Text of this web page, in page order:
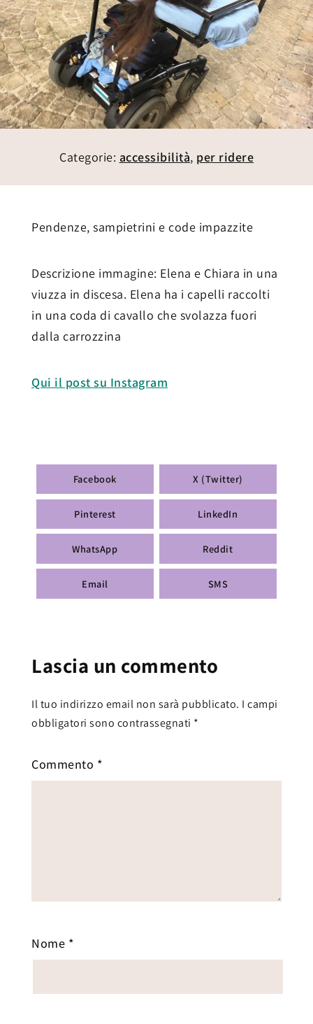
Categorie: accessibilità, per ridere
Pendenze, sampietrini e code impazzite
Descrizione immagine: Elena e Chiara in una
viuzza in discesa. Elena ha i capelli raccolti
in una coda di cavallo che svolazza fuori
dalla carrozzina
Qui il post su Instagram
Facebook X (Twitter)
Pinterest LinkedIn
WhatsApp Reddit
Email SMS
Lascia un commento
Il tuo indirizzo email non sarà pubblicato. I campi
obbligatori sono contrassegnati *
Commento *
Nome *